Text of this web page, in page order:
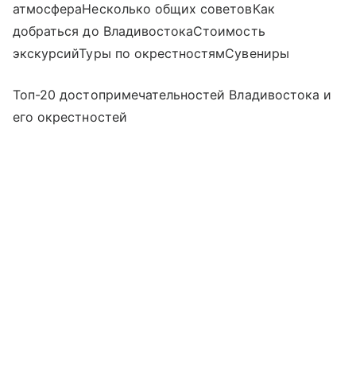
атмосфераНесколько общих советовКак
добраться до ВладивостокаСтоимость
экскурсийТуры по окрестностямСувениры
Топ-20 достопримечательностей Владивостока и
его окрестностей